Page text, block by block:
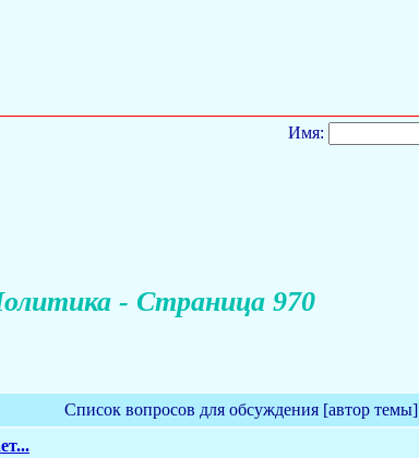
Имя:
- Страница 970
Список вопросов для обсуждения [автор темы]